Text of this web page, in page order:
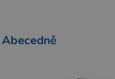
Abecedně